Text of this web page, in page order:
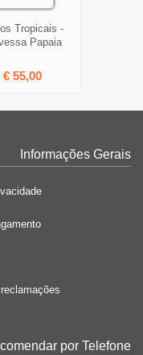
Tropicais -
Papaia
€ 55,00
Informações Gerais
por Telefone